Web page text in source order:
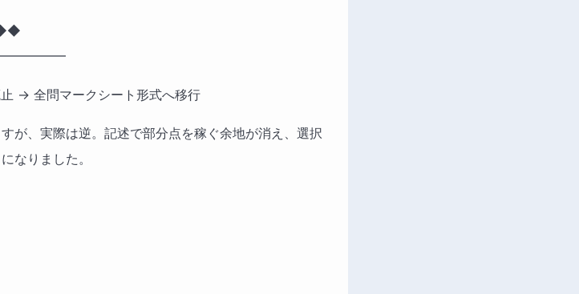
→ 全問マークシート形式へ移行
が、実際は逆。記述で部分点を稼ぐ余地が消え、選択
なりました。